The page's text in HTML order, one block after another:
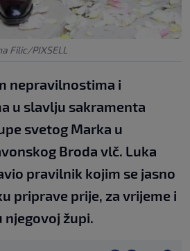
Filic/PIXSELL
nepravilnostima i
u slavlju sakramenta
svetog Marka u
Broda vlč. Luka
pravilnik kojim se jasno
priprave prije, za vrijeme i
njegovoj župi.